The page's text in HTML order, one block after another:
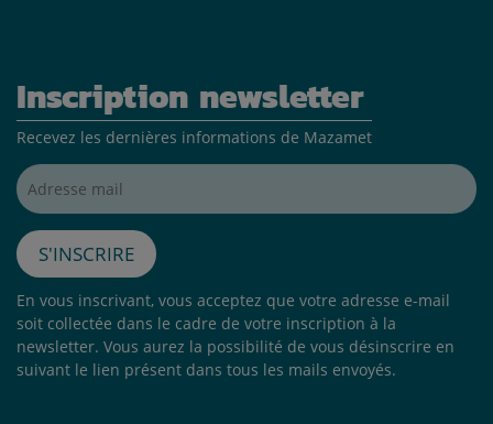
Inscription newsletter
Recevez les dernières informations de Mazamet
Adresse mail*
S'inscrire
En vous inscrivant, vous acceptez que votre adresse e-mail
soit collectée dans le cadre de votre inscription à la
newsletter. Vous aurez la possibilité de vous désinscrire en
suivant le lien présent dans tous les mails envoyés.